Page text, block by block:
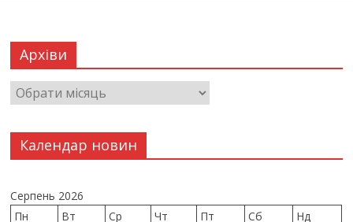
Архіви
Календар новин
Серпень 2026
Пн
Вт Ср Чт Пт Сб
Нд